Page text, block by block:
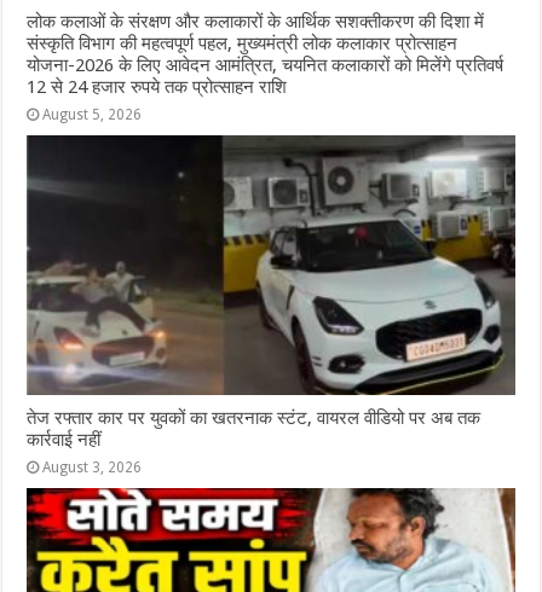
लोक कलाओं के संरक्षण और कलाकारों के आर्थिक सशक्तीकरण की दिशा में
संस्कृति विभाग की महत्वपूर्ण पहल, मुख्यमंत्री लोक कलाकार प्रोत्साहन
योजना-2026 के लिए आवेदन आमंत्रित, चयनित कलाकारों को मिलेंगे प्रतिवर्ष
12 से 24 हजार रुपये तक प्रोत्साहन राशि
August 5, 2026
तेज रफ्तार कार पर युवकों का खतरनाक स्टंट, वायरल वीडियो पर अब तक
कार्रवाई नहीं
August 3, 2026